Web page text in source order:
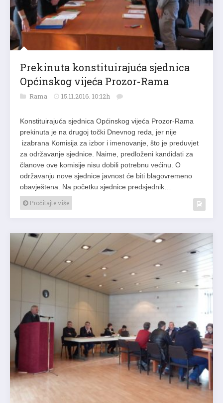
Prekinuta konstituirajuća sjednica
Općinskog vijeća Prozor-Rama
Rama 15.11.2016. 10:12h
Konstituirajuća sjednica Općinskog vijeća Prozor-Rama
prekinuta je na drugoj točki Dnevnog reda, jer nije
izabrana Komisija za izbor i imenovanje, što je preduvjet
za održavanje sjednice. Naime, predloženi kandidati za
članove ove komisije nisu dobili potrebnu većinu. O
održavanju nove sjednice javnost će biti blagovremeno
obavještena. Na početku sjednice predsjednik…
Pročitajte više